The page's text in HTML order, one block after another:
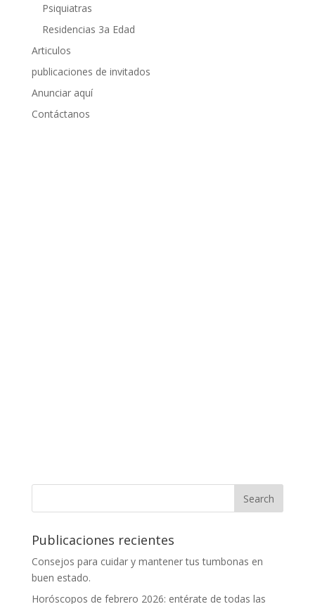
Psiquiatras
Residencias 3a Edad
Articulos
publicaciones de invitados
Anunciar aquí
Contáctanos
Publicaciones recientes
Consejos para cuidar y mantener tus tumbonas en
buen estado.
Horóscopos de febrero 2026: entérate de todas las